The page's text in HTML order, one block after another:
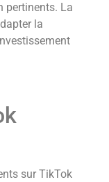
pertinents. La
la
sur TikTok